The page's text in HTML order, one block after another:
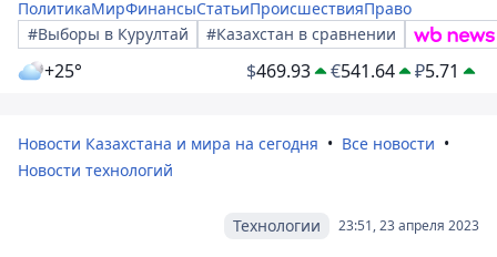
ПолитикаМирФинансыСтатьиПроисшествияПраво
#Выборы в Курултай
#Казахстан в сравнении
+25° $469.93 €541.64 ₽5.71
Новости Казахстана и мира на сегодня
Все новости
Новости технологий
23:51, 23 апреля 2023
Технологии